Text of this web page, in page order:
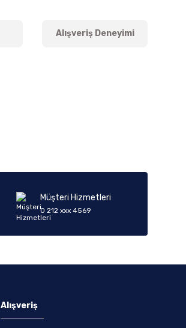
Alışveriş Deneyimi
Müşteri Hizmetleri
0 212 xxx 4569
Alışveriş